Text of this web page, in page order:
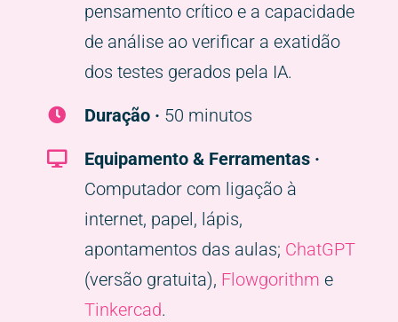
pensamento crítico e a capacidade
de análise ao verificar a exatidão
dos testes gerados pela IA.
Duração · 50 minutos
Equipamento & Ferramentas ·
Computador com ligação à
internet, papel, lápis,
apontamentos das aulas; ChatGPT
(versão gratuita), Flowgorithm e
Tinkercad.